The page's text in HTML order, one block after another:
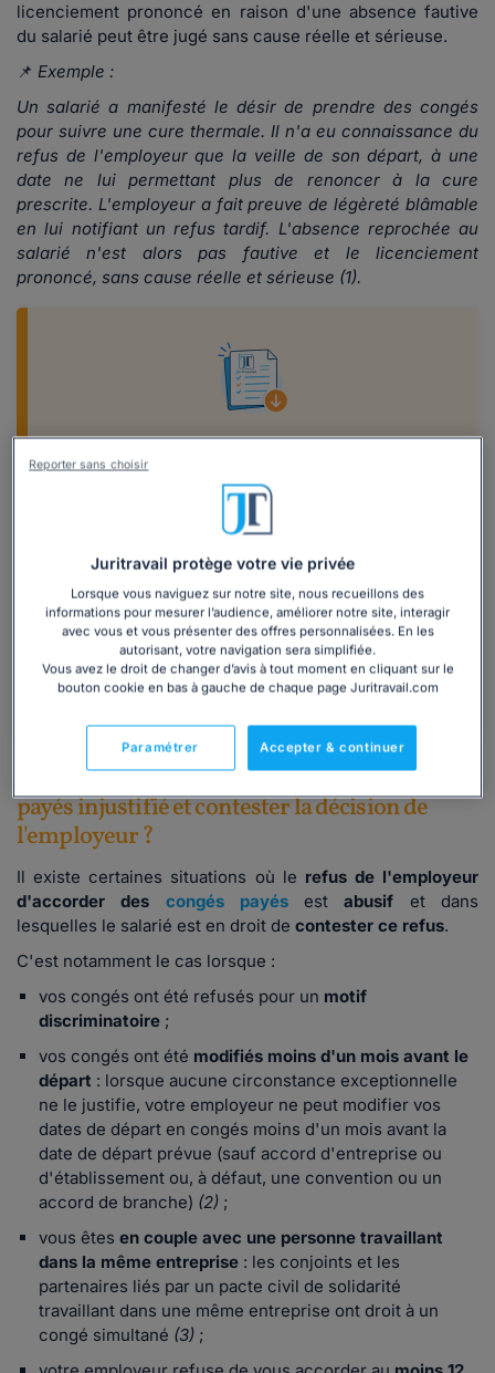
licenciement prononcé en raison d'une absence fautive
du salarié peut être jugé sans cause réelle et sérieuse.
📌 Exemple :
Un salarié a manifesté le désir de prendre des congés
pour suivre une cure thermale. Il n'a eu connaissance du
refus de l'employeur que la veille de son départ, à une
date ne lui permettant plus de renoncer à la cure
prescrite. L'employeur a fait preuve de légèreté blâmable
en lui notifiant un refus tardif. L'absence reprochée au
salarié n'est alors pas fautive et le licenciement
prononcé, sans cause réelle et sérieuse (1).
Les droits du salarié en matière de
congés payés
d'informations sur vos droits en matière de
congés payés (nombre de jours de congés,
jours de congés supplémentaires pour
fractionnement, report, etc) ? Notre dossier
complet vous informe.
Télécharger
Comment répondre à un refus de congés
payés injustifié et contester la décision de
l'employeur ?
Il existe certaines situations où le refus de l'employeur
d'accorder des congés payés estabusif et dans
lesquelles le salarié est en droit de contester ce refus.
C'est notamment le cas lorsque :
vos congés ont été refusés pour un motif
discriminatoire ;
vos congés ont été modifiés moins d'un mois avant le
départ : lorsque aucune circonstance exceptionnelle
ne le justifie, votre employeur ne peut modifier vos
dates de départ en congés moins d'un mois avant la
date de départ prévue (sauf accord d'entreprise ou
d'établissement ou, à défaut, une convention ou un
accord de branche) (2) ;
vous êtes en couple avec une personne travaillant
dans la même entreprise : les conjoints et les
partenaires liés par un pacte civil de solidarité
travaillant dans une même entreprise ont droit à un
congé simultané (3) ;
Juritravail protège votre vie privée
Lorsque vous naviguez sur notre site, nous recueillons des
informations pour mesurer l’audience, améliorer notre site, interagir
avec vous et vous présenter des offres personnalisées. En les
autorisant, votre navigation sera simplifiée.
Vous avez le droit de changer d’avis à tout moment en cliquant sur le
bouton cookie en bas à gauche de chaque page Juritravail.com
Accepter & continuer
Paramétrer
Reporter sans choisir